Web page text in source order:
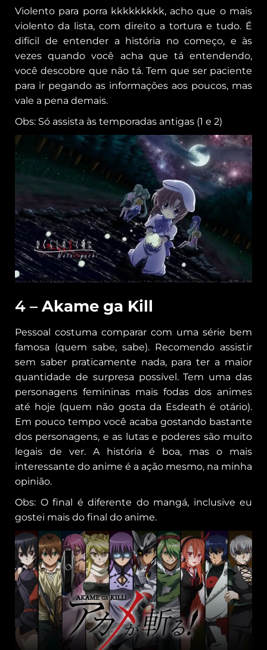
Violento para porra kkkkkkkkk, acho que o mais
violento da lista, com direito a tortura e tudo. É
difícil de entender a história no começo, e às
vezes quando você acha que tá entendendo,
você descobre que não tá. Tem que ser paciente
para ir pegando as informações aos poucos, mas
vale a pena demais.
Obs: Só assista às temporadas antigas (1 e 2)
4 – Akame ga Kill
Pessoal costuma comparar com uma série bem
famosa (quem sabe, sabe). Recomendo assistir
sem saber praticamente nada, para ter a maior
quantidade de surpresa possível. Tem uma das
personagens femininas mais fodas dos animes
até hoje (quem não gosta da Esdeath é otário).
Em pouco tempo você acaba gostando bastante
dos personagens, e as lutas e poderes são muito
legais de ver. A história é boa, mas o mais
interessante do anime é a ação mesmo, na minha
opinião.
Obs: O final é diferente do mangá, inclusive eu
gostei mais do final do anime.